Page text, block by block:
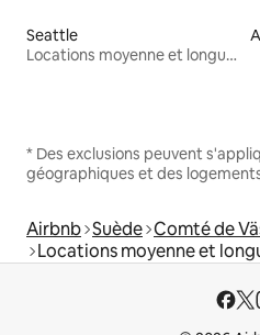
Seattle
Locations moyenne et longue durée
* Des exclusions peuvent
géographiques et des
Airbnb Suède Comté de
Locations moyenne et